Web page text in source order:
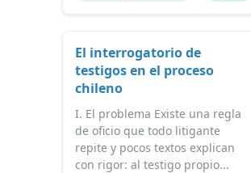
El interrogatorio de
testigos en el proceso
chileno
I. El problema Existe una regla
de oficio que todo litigante
repite y pocos textos explican
con rigor: al testigo propio...